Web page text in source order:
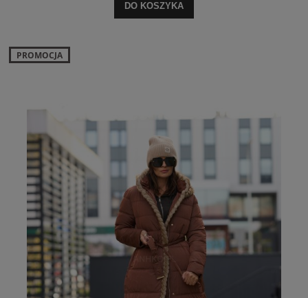
DO KOSZYKA
PROMOCJA